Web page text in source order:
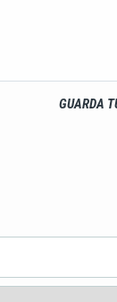
GUARDA